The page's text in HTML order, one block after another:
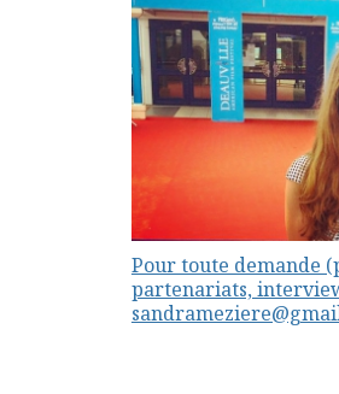
Pour toute demande
partenariats,